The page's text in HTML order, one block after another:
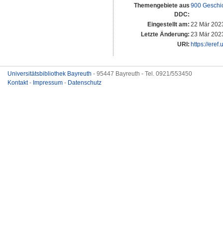
Themengebiete aus
DDC:
900
Eingestellt am: 22 Mär
Letzte Änderung: 23 Mär
URI: https://
Universitätsbibliothek Bayreuth - 95447 Bayreuth - Tel. 0921/553450
Kontakt- Impressum - Datenschutz